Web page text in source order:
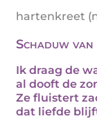
hartenkreet
Schaduw
Ik draag de
al dooft de
Ze fluistert
dat liefde